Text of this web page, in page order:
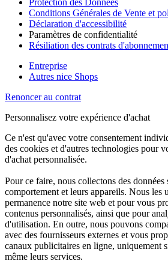
Conditions Générales de Vente et
Déclaration d'accessibilité
Paramètres de confidentialité
Résiliation des contrats
Entreprise
Autres nice Shops
Renoncer au contrat
Personnalisez votre expérience d'achat
Ce n'est qu'avec votre consentement
des cookies et d'autres technologies pour
d'achat personnalisée.
Pour ce faire, nous collectons des
comportement et leurs appareils. Nous les
permanence notre site web et pour vous
contenus personnalisés, ainsi que pour
d'utilisation. En outre, nous pouvons
avec des fournisseurs externes et vous
canaux publicitaires en ligne, uniquement
même leurs services.